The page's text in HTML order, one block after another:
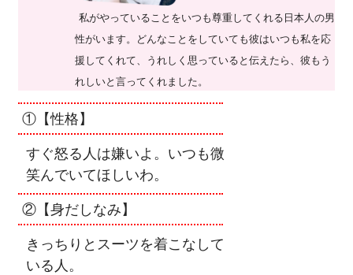
私がやっていることをいつも尊重してくれる日本人の男
性がいます。どんなことをしていても彼はいつも私を応
援してくれて、うれしく思っていると伝えたら、彼もう
れしいと言ってくれました。
①【性格】
すぐ怒る人は嫌いよ。いつも微
笑んでいてほしいわ。
②【身だしなみ】
きっちりとスーツを着こなして
いる人。